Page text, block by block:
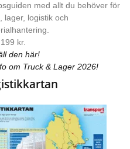
med allt du behöver för
lager, logistik och
kr.
den här!
om Truck & Lager 2026!